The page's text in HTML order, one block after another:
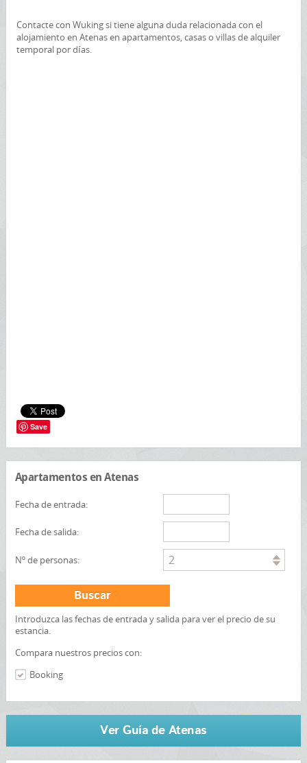
Contacte con Wuking si tiene alguna duda relacionada con el
alojamiento en Atenas en apartamentos, casas o villas de alquiler
temporal por días.
Save
Apartamentos en Atenas
Fecha de entrada:
Fecha de salida:
Nº de personas: 2
Buscar
Introduzca las fechas de entrada y salida para ver el precio de su
estancia.
Compara nuestros precios con:
Booking
Ver Guía de Atenas